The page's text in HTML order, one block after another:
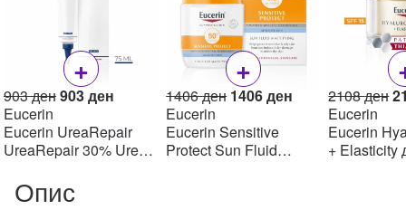
+
903денOriginal
was:
903 ден.
903ден
is:
903 ден.
Eucerin
Eucerin UreaRepair
UreaRepair 30% Urea
30% уреа 75 мл
+
1406ден Original
was:
1406 ден.
1406ден Current
1406 ден.
Eucerin
Eucerin Sensitive
Protect Sun Fluid
2108ден
Eucerin
Eucerin
+ Elasticity
Опис